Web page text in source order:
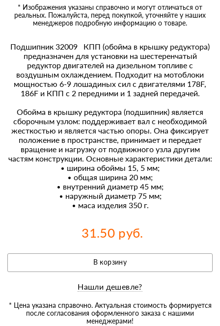
* Изображения указаны справочно и могут отличаться от
реальных. Пожалуйста, перед покупкой, уточняйте у наших
менеджеров подробную информацию о товаре.
Подшипник 32009 КПП (обойма в крышку редуктора)
предназначен для установки на шестеренчатый
редуктор двигателей на дизельном топливе с
воздушным охлаждением. Подходит на мотоблоки
мощностью 6-9 лошадиных сил с двигателями 178F,
186F и КПП с 2 передними и 1 задней передачей.
Обойма в крышку редуктора (подшипник) является
сборочным узлом: поддерживает вал с необходимой
жесткостью и является частью опоры. Она фиксирует
положение в пространстве, принимает и передает
вращение и нагрузку от подвижного узла другим
частям конструкции. Основные характеристики детали:
• ширина обоймы 15, 5 мм;
• общая ширина 20 мм;
• внутренний диаметр 45 мм;
• наружный диаметр 75 мм;
• маса изделия 350 г.
31.50 руб.
В корзину
Нашли дешевле?
* Цена указана справочно. Актуальная стоимость формируется
после согласования оформленного заказа с нашими
менеджерами!